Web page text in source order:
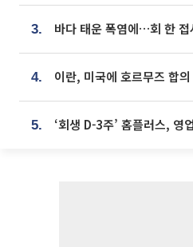
3. 바다 태운 폭염에…회 한 접
4.
5.